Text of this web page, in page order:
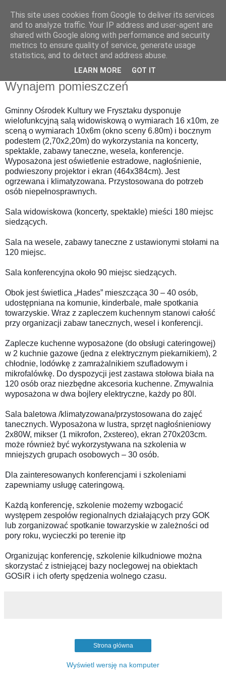
Wynajem pomieszczeń
Gminny Ośrodek Kultury we Frysztaku dysponuje
wielofunkcyjną salą widowiskową o wymiarach 16 x10m, ze
sceną o wymiarach 10x6m (okno sceny 6.80m) i bocznym
podestem (2,70x2,20m) do wykorzystania na koncerty,
spektakle, zabawy taneczne, wesela, konferencje.
Wyposażona jest oświetlenie estradowe, nagłośnienie,
podwieszony projektor i ekran (464x384cm). Jest
ogrzewana i klimatyzowana. Przystosowana do potrzeb
osób niepełnosprawnych.
Sala widowiskowa (koncerty, spektakle) mieści 180 miejsc
siedzących.
Sala na wesele, zabawy taneczne z ustawionymi stołami na
120 miejsc.
Sala konferencyjna około 90 miejsc siedzących.
Obok jest świetlica „Hades” mieszcząca 30 – 40 osób,
udostępniana na komunie, kinderbale, małe spotkania
towarzyskie. Wraz z zapleczem kuchennym stanowi całość
przy organizacji zabaw tanecznych, wesel i konferencji.
Zaplecze kuchenne wyposażone (do obsługi cateringowej)
w 2 kuchnie gazowe (jedna z elektrycznym piekarnikiem), 2
chłodnie, lodówkę z zamrażalnikiem szufladowym i
mikrofalówkę. Do dyspozycji jest zastawa stołowa biała na
120 osób oraz niezbędne akcesoria kuchenne. Zmywalnia
wyposażona w dwa bojlery elektryczne, każdy po 80l.
Sala baletowa /klimatyzowana/przystosowana do zajęć
tanecznych. Wyposażona w lustra, sprzęt nagłośnieniowy
2x80W, mikser (1 mikrofon, 2xstereo), ekran 270x203cm.
może również być wykorzystywana na szkolenia w
mniejszych grupach osobowych – 30 osób.
Dla zainteresowanych konferencjami i szkoleniami
zapewniamy usługę cateringową.
Każdą konferencję, szkolenie możemy wzbogacić
występem zespołów regionalnych działających przy GOK
lub zorganizować spotkanie towarzyskie w zależności od
pory roku, wycieczki po terenie itp
Organizując konferencję, szkolenie kilkudniowe można
skorzystać z istniejącej bazy noclegowej na obiektach
GOSiR i ich oferty spędzenia wolnego czasu.
Strona główna
Wyświetl wersję na komputer
This site uses cookies from Google to deliver its services
and to analyze traffic. Your IP address and user-agent are
shared with Google along with performance and security
metrics to ensure quality of service, generate usage
statistics, and to detect and address abuse.
LEARN MORE GOT IT